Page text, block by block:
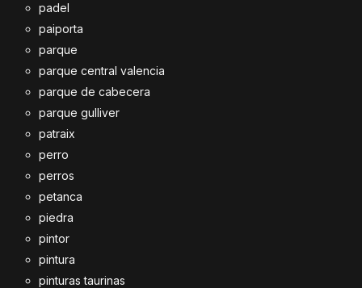
padel
paiporta
parque
parque central valencia
parque de cabecera
parque gulliver
patraix
perro
perros
petanca
piedra
pintor
pintura
pinturas taurinas